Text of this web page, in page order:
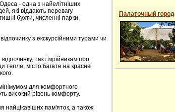
- одна з найелітніших
які віддають перевагу
бухти, численні парки,
з екскурсійними турами чи
так і мрійникам про
тепле, місто багате на красиві
для комфортного
високий рівень комфорту.
найцікавіших пам'яток, а також
Палаточный